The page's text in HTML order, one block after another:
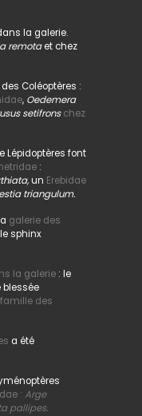
la galerie.
remotaet chez
Coléoptères :
,Oedemera
setifrons chez
Lépidoptères font
:
un Erebidae
triangulum.
galerie des
sphinx
la galerie : le
des
a été
: Arge
pallipes.